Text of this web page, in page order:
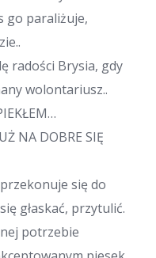
go paraliżuje,
radości Brysia, gdy
wolontariusz..
NA DOBRE SIĘ
się do
głaskać, przytulić.
potrzebie